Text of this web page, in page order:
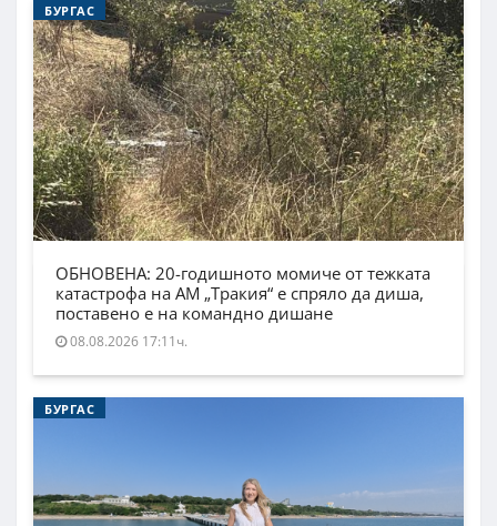
БУРГАС
ОБНОВЕНА: 20-годишното момиче от тежката
катастрофа на АМ „Тракия“ е спряло да диша,
поставено е на командно дишане
08.08.2026 17:11ч.
БУРГАС